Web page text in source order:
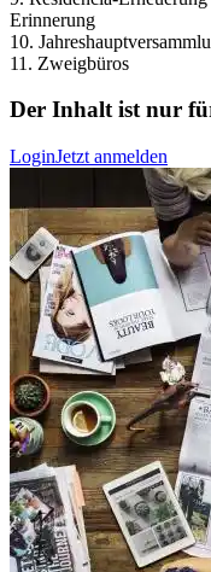
Erinnerung
10.
11. Zweigbüros
Der Inhalt ist nur
LoginJetzt anmelden